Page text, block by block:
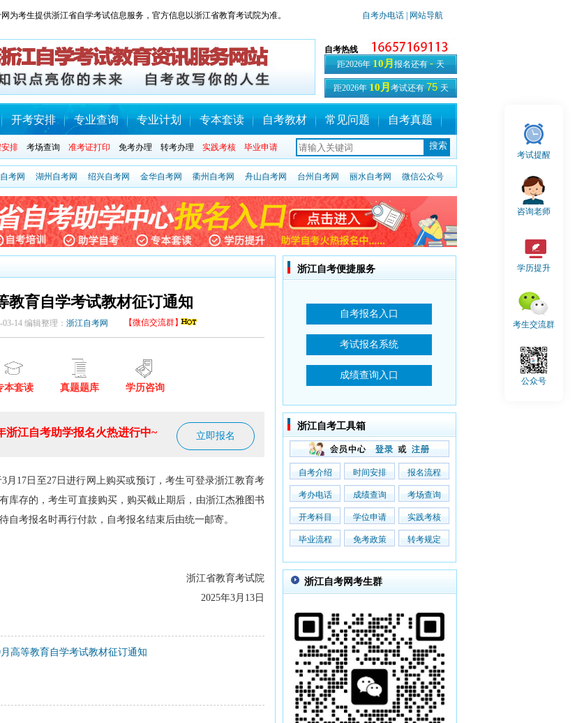
为考生提供浙江省自学考试信息服务，官方信息以浙江省教育考试院为准。 自考办电话 | 网站导航
自考热线
距2026年 10月 报名还有 - 天
距2026年 10月 考试还有 75 天
开考安排 专业查询 专业计划 专本套读 自考教材 常见问题 自考真题
安排 考场查询 准考证打印 免考办理 转考办理 实践考核 毕业申请
考网 湖州自考网 绍兴自考网 金华自考网 衢州自考网 舟山自考网 台州自考网 丽水自考网 微信公众号
教育自学考试教材征订通知
14 编辑整理： 浙江自考网 【微信交流群】
本套读 真题题库 学历咨询
立即报名
浙江自考助学报名火热进行中~
月17日至27日进行网上购买或预订，考生可登录浙江教育考
库存的，考生可直接购买，购买截止期后，由浙江杰雅图书
考报名时再行付款，自考报名结束后由统一邮寄。
浙江省教育考试院
2025年3月13日
高等教育自学考试教材征订通知
浙江自考便捷服务
浙江自考工具箱
自考介绍 时间安排 报名流程
考办电话 成绩查询 考场查询
开考科目 学位申请 实践考核
毕业流程 免考政策 转考规定
浙江自考网考生群
考试提醒
咨询老师
学历提升
考生交流群
公众号